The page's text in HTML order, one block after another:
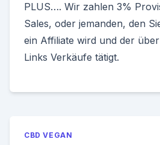
PLUS…. Wir zahlen 3%
Sales, oder jemanden, den
ein Affiliate wird und der
Links Verkäufe tätigt.
CBD VEGAN